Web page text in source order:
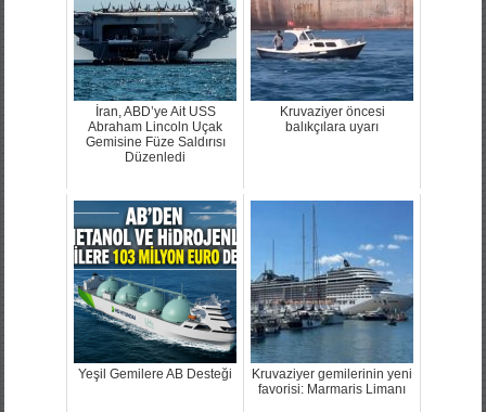
İran, ABD’ye Ait USS
Abraham Lincoln Uçak
Gemisine Füze Saldırısı
Düzenledi
Kruvaziyer öncesi
balıkçılara uyarı
Yeşil Gemilere AB Desteği
Kruvaziyer gemilerinin yeni
favorisi: Marmaris Limanı